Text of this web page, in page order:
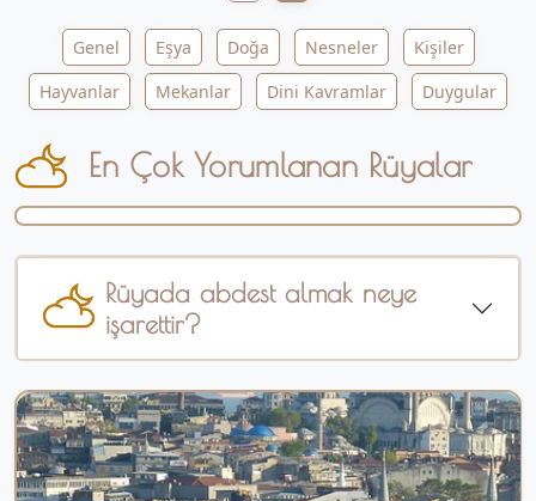
Genel Eşya Doğa Nesneler
Kişiler
Hayvanlar
Mekanlar Dini Kavramlar Duygular
En Çok Yorumlanan Rüyalar
Rüyada abdest almak neye
işarettir?